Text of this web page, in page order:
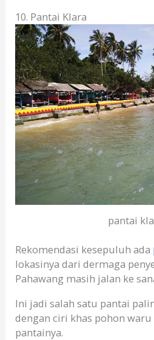
10. Pantai Klara
pantai
Rekomendasi kesepuluh ada
lokasinya dari dermaga
Pahawang masih jalan ke
Ini jadi salah satu pantai
dengan ciri khas pohon
pantainya.